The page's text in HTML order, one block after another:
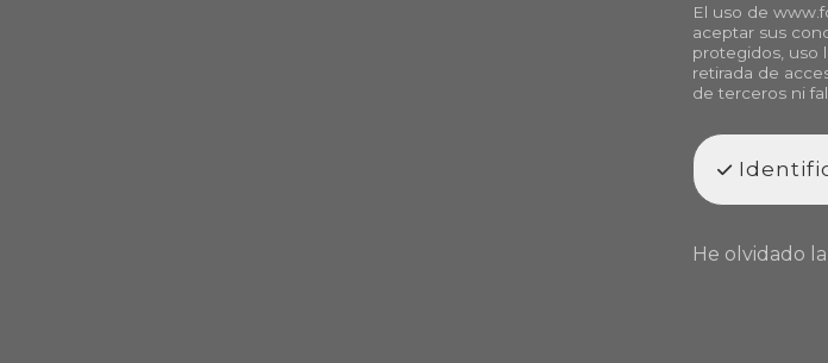
El uso de
aceptar sus
protegidos, uso
retirada de
de terceros ni
He olvidado